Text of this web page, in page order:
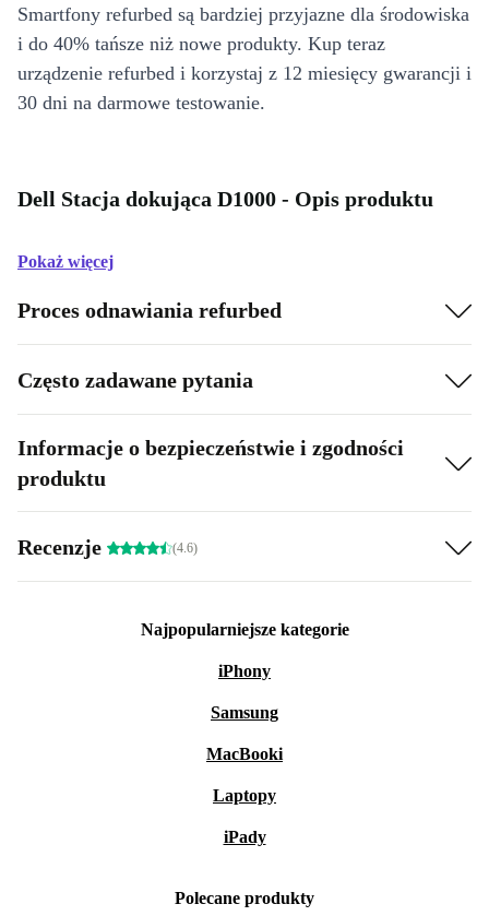
Smartfony refurbed są bardziej przyjazne dla środowiska
i do 40% tańsze niż nowe produkty. Kup teraz
urządzenie refurbed i korzystaj z 12 miesięcy gwarancji i
30 dni na darmowe testowanie.
Dell Stacja dokująca D1000 - Opis produktu
Pokaż więcej
Proces odnawiania refurbed
Często zadawane pytania
Informacje o bezpieczeństwie i zgodności
produktu
Recenzje (4.6)
Najpopularniejsze kategorie
iPhony
Samsung
MacBooki
Laptopy
iPady
Polecane produkty